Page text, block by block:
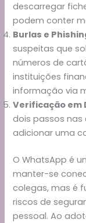
descarregar
podem conter
Burlas e
suspeitas que
números de
instituições
informação via
Verificação em
dois passos
adicionar uma
O WhatsApp é
manter-se
colegas, mas é
riscos de
pessoal. Ao